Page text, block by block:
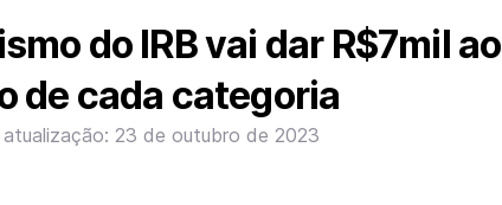
do IRB vai dar R$7mil ao
de cada categoria
atualização: 23 de outubro de 2023